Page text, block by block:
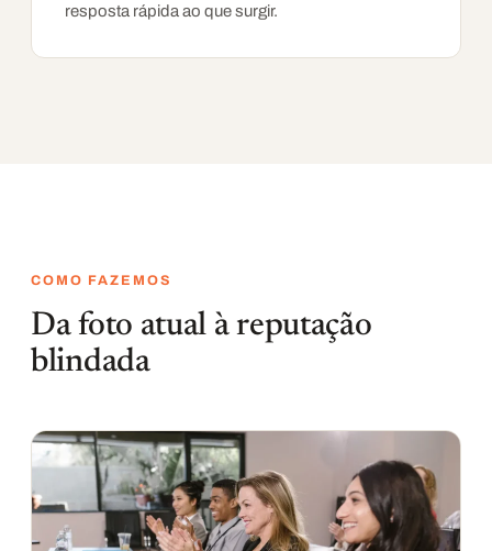
resposta rápida ao que surgir.
COMO FAZEMOS
Da foto atual à reputação
blindada